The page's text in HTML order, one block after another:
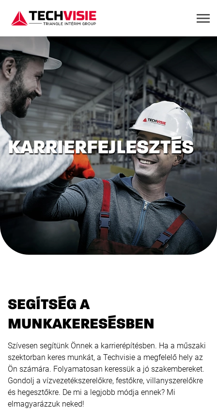
KARRIERFEJLESZTÉS
SEGÍTSÉG A
MUNKAKERESÉSBEN
Szívesen segítünk Önnek a karrierépítésben. Ha a műszaki
szektorban keres munkát, a Techvisie a megfelelő hely az
Ön számára. Folyamatosan keressük a jó szakembereket.
Gondolj a vízvezetékszerelőkre, festőkre, villanyszerelőkre
és hegesztőkre. De mi a legjobb módja ennek? Mi
elmagyarázzuk neked!